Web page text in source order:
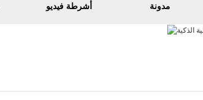
أشرطة فيديو مدونة